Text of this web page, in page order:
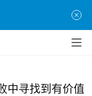
中寻找到有价值